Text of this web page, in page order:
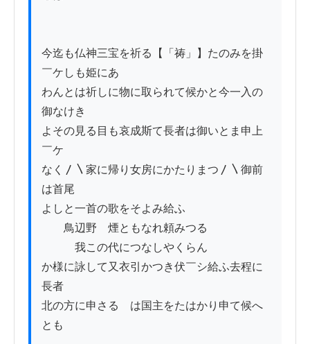
今迄も仏神三宝を祈る【「祷」】たのみを掛
￣ケしも姫にあ
わんとは祈しに物に取られて候かと今一入の
御なけき
よその見る目も哀成斯て長者は御いとま申上
￣ケ
なく〳〵家に帰り女房にかたりまつ〳〵御前
は首尾
よしと一首の歌をそよみ給ふ
鳥辺野ゝ煙ともなれ頼みつる
我この代につなしやくらん
か様に詠して又衣引かつき伏￣シ給ふ去程に
長者
北の方に申さるゝは国主をたはかり申て候へ
とも